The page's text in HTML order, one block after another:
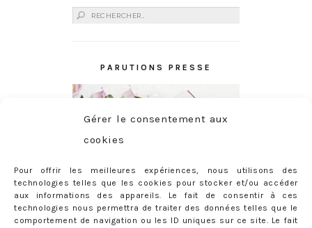
Gérer le consentement aux
cookies
Pour offrir les meilleures expériences, nous utilisons des
technologies telles que les cookies pour stocker et/ou accéder
aux informations des appareils. Le fait de consentir à ces
technologies nous permettra de traiter des données telles que le
comportement de navigation ou les ID uniques sur ce site. Le fait
Rechercher :
PARUTIONS PRESSE